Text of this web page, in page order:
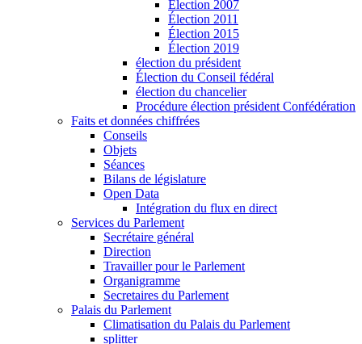
Élection 2007
Élection 2011
Élection 2015
Élection 2019
élection du président
Élection du Conseil fédéral
élection du chancelier
Procédure élection président Confédération
Faits et données chiffrées
Conseils
Objets
Séances
Bilans de législature
Open Data
Intégration du flux en direct
Services du Parlement
Secrétaire général
Direction
Travailler pour le Parlement
Organigramme
Secretaires du Parlement
Palais du Parlement
Climatisation du Palais du Parlement
splitter